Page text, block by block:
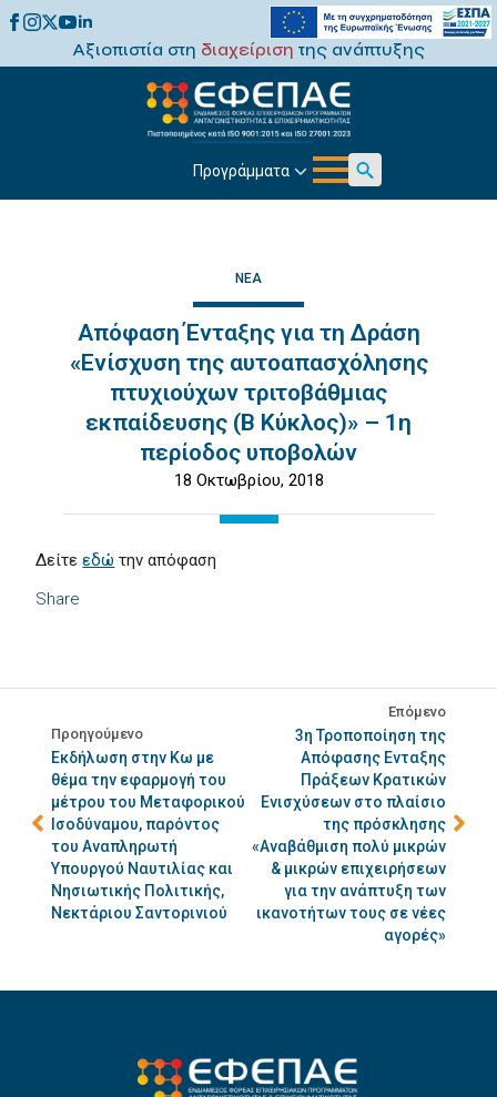
Αξιοπιστία στη διαχείριση της ανάπτυξης
Προγράμματα
Search
ΝΈΑ
Απόφαση Ένταξης για τη Δράση
«Ενίσχυση της αυτοαπασχόλησης
πτυχιούχων τριτοβάθμιας
εκπαίδευσης (Β Κύκλος)» – 1η
περίοδος υποβολών
18 Οκτωβρίου, 2018
Share
Δείτεεδώ την απόφαση
Προηγούμενο
Εκδήλωση στην Κω με
θέμα την εφαρμογή του
μέτρου του Μεταφορικού
Ισοδύναμου, παρόντος
του Αναπληρωτή
Υπουργού Ναυτιλίας και
Νησιωτικής Πολιτικής,
Νεκτάριου Σαντορινιού
Επόμενο
3η Τροποποίηση της
Απόφασης Ενταξης
Πράξεων Κρατικών
Ενισχύσεων στο πλαίσιο
της πρόσκλησης
«Αναβάθμιση πολύ μικρών
& μικρών επιχειρήσεων
για την ανάπτυξη των
ικανοτήτων τους σε νέες
αγορές»